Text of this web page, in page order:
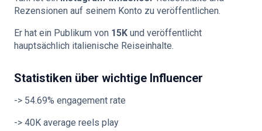
Rezensionen auf seinem Konto zu veröffentlichen.
Er hat ein Publikum von 15K und veröffentlicht
hauptsächlich italienische Reiseinhalte.
Statistiken über wichtige Influencer
-> 54.69% engagement rate
-> 40K average reels play